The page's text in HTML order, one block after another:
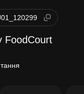
FoodCourt